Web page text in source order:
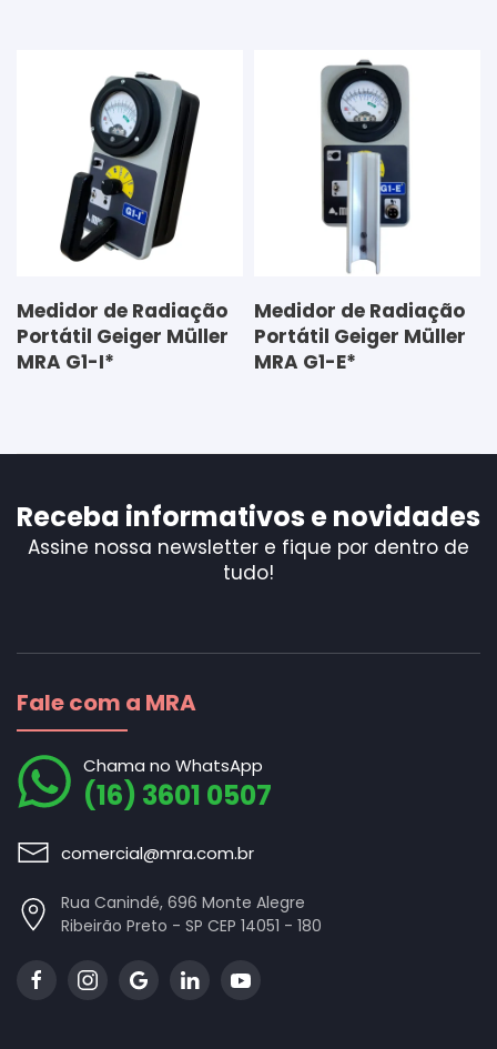
Medidor de Radiação
Portátil Geiger Müller
MRA G1-I*
Medidor de Radiação
Portátil Geiger Müller
MRA G1-E*
Receba informativos e novidades
Assine nossa newsletter e fique por dentro de
tudo!
Fale com a MRA
Chama no WhatsApp
(16) 3601 0507
comercial@mra.com.br
Rua Canindé, 696 Monte Alegre
Ribeirão Preto - SP CEP 14051 - 180